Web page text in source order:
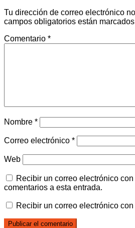
Tu dirección de correo electrónico
campos obligatorios están
Comentario *
Nombre *
Correo electrónico *
Web
Recibir un correo electrónico
comentarios a esta entrada.
Recibir un correo electrónico